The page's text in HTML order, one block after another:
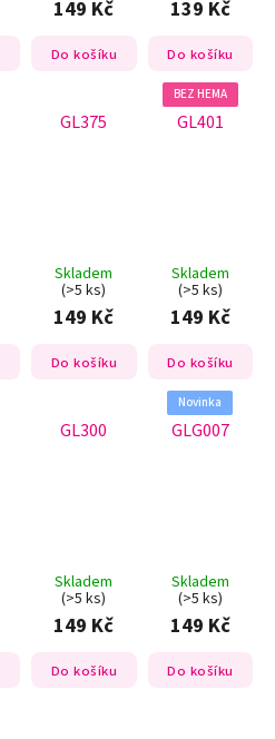
149 Kč
Do košíku
139 Kč
Do košíku
Skladem
(>5 ks)
149 Kč
Do košíku
GL375
BEZ HEMA
Skladem
(>5 ks)
149 Kč
Do košíku
GL401
Skladem
(>5 ks)
149 Kč
Do košíku
GL300
Novinka
Skladem
(>5 ks)
149 Kč
Do košíku
GLG007